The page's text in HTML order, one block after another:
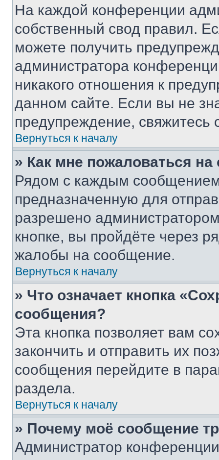
На каждой конференции
собственный свод правил.
можете получить
администратора
никакого отношения к
данном сайте. Если вы не
предупреждение,
Вернуться к началу
» Как мне пожаловаться
Рядом с каждым сообщением
предназначенную для
разрешено
кнопке, вы пройдёте через
жалобы на сообщение.
Вернуться к началу
» Что означает кнопка
сообщения?
Эта кнопка позволяет вам
закончить и отправить их
сообщения перейдите в
раздела.
Вернуться к началу
» Почему моё сообщение
Администратор